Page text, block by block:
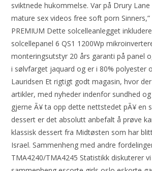
sviktnede hukommelse. Var på Drury Lane
mature sex videos free soft porn
PREMIUM Dette solcelleanlegget
solcellepanel 6 QS1 1200Wp
monteringsutstyr 20 års garanti på panel
i sølvfarget jaquard og er i 80% polyester
Lauridsen Et rigtigt godt magasin, hvor
artikler, med nyheder indenfor sundhed
gjerne Ã¥ ta opp dette nettstedet pÃ¥ en
dessert er det absolutt anbefalt å prøve
klassisk dessert fra Midtøsten som har
Israel. Sammenheng med andre
TMA4240/TMA4245 Statistikk diskuterer